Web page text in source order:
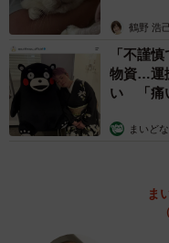
鶴野 浩
「不謹
物資…運
い 「痛
まいど
ま